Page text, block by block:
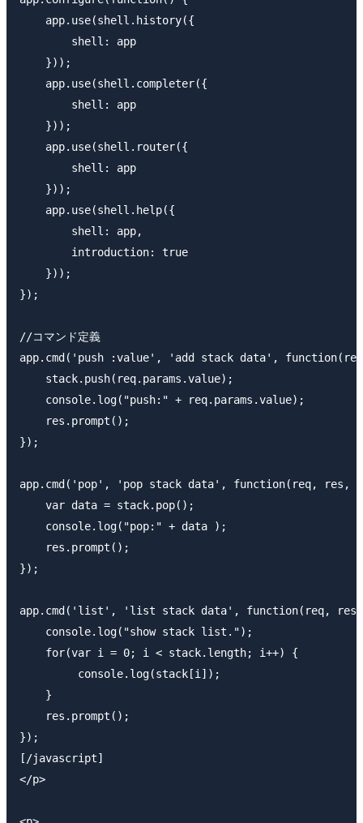
    app.use(shell.history({
        shell: app
    }));
    app.use(shell.completer({
        shell: app
    }));
    app.use(shell.router({
        shell: app
    }));
    app.use(shell.help({
        shell: app,
        introduction: true
    }));
});
//コマンド定義
app.cmd('push :value', 'add stack data',
    stack.push(req.params.value);
    console.log("push:" + req.params.value);
    res.prompt();
});
app.cmd('pop', 'pop stack data', function(req, res,
    var data = stack.pop();
    console.log("pop:" + data );
    res.prompt();
});
app.cmd('list', 'list stack data', function(req,
    console.log("show stack list.");
    for(var i = 0; i < stack.length; i++) {
         console.log(stack[i]);
    }
    res.prompt();
});
[/javascript]
</p>